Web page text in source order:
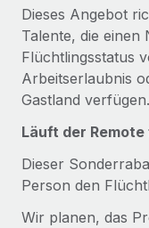
Dieses Angebot
Talente, die einen
Flüchtlingsstatus
Arbeitserlaubnis
Gastland verfügen.
Läuft der
Dieser
Person den
Wir planen, das